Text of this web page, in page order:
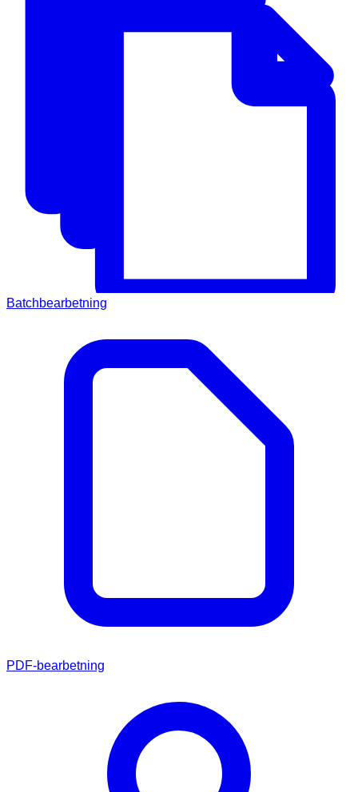
Batchbearbetning
PDF-bearbetning